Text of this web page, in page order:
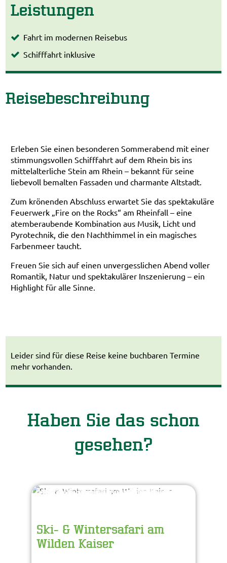
Reisebeschreibung
Erleben Sie einen besonderen Sommerabend mit einer
stimmungsvollen Schifffahrt auf dem Rhein bis ins
mittelalterliche Stein am Rhein – bekannt für seine
liebevoll bemalten Fassaden und charmante Altstadt.
Zum krönenden Abschluss erwartet Sie das spektakuläre
Feuerwerk „Fire on the Rocks“ am Rheinfall – eine
atemberaubende Kombination aus Musik, Licht und
Pyrotechnik, die den Nachthimmel in ein magisches
Farbenmeer taucht.
Freuen Sie sich auf einen unvergesslichen Abend voller
Romantik, Natur und spektakulärer Inszenierung – ein
Highlight für alle Sinne.
Leistungen
Fahrt im modernen Reisebus
Schifffahrt inklusive
Leider sind für diese Reise keine buchbaren Termine
mehr vorhanden.
Haben Sie das schon
gesehen?
Ski- & Wintersafari am
Wilden Kaiser